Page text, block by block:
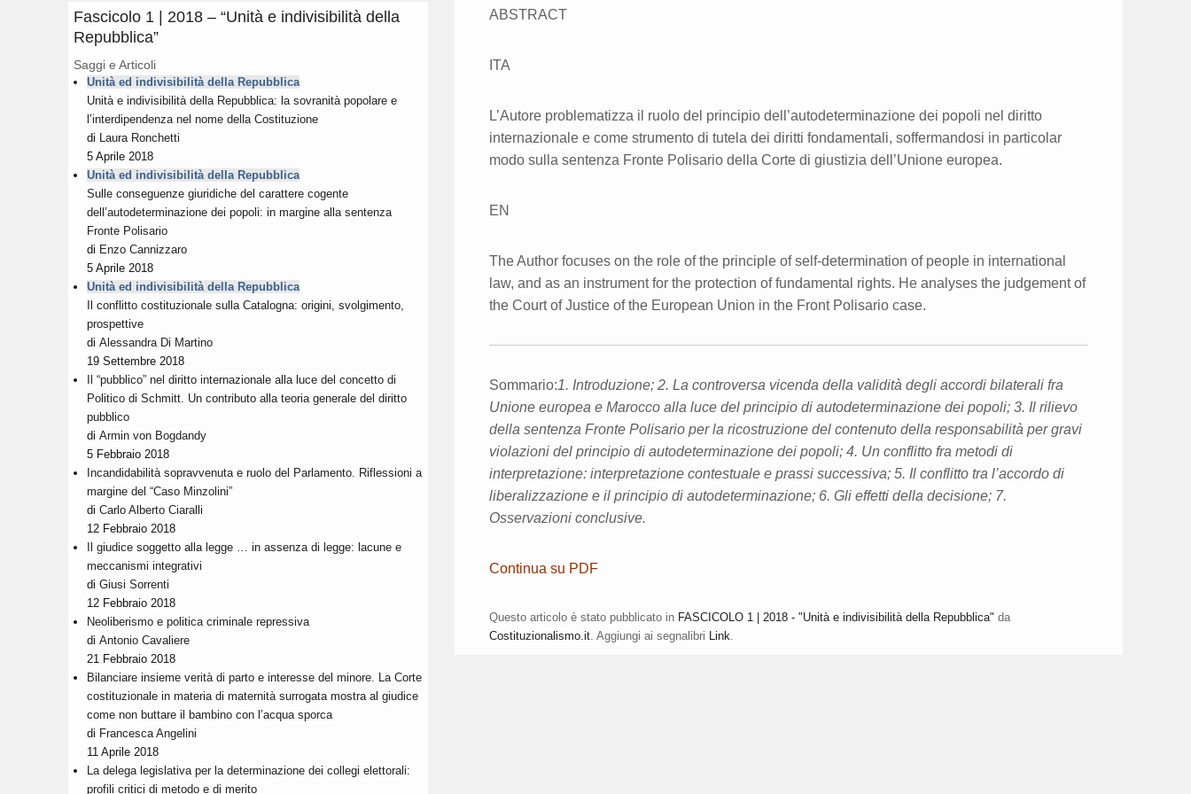
ABSTRACT
ITA
L’Autore problematizza il ruolo del principio dell’autodeterminazione dei popoli nel diritto
internazionale e come strumento di tutela dei diritti fondamentali, soffermandosi in particolar
modo sulla sentenza Fronte Polisario della Corte di giustizia dell’Unione europea.
EN
The Author focuses on the role of the principle of self-determination of people in international
law, and as an instrument for the protection of fundamental rights. He analyses the judgement of
the Court of Justice of the European Union in the Front Polisario case.
Sommario:1. Introduzione; 2. La controversa vicenda della validità degli accordi bilaterali fra
Unione europea e Marocco alla luce del principio di autodeterminazione dei popoli; 3. Il rilievo
della sentenza Fronte Polisario per la ricostruzione del contenuto della responsabilità per gravi
violazioni del principio di autodeterminazione dei popoli; 4. Un conflitto fra metodi di
interpretazione: interpretazione contestuale e prassi successiva; 5. Il conflitto tra l’accordo di
liberalizzazione e il principio di autodeterminazione; 6. Gli effetti della decisione; 7.
Osservazioni conclusive.
Continua su PDF
Questo articolo è stato pubblicato in FASCICOLO 1 | 2018 - "Unità e indivisibilità della Repubblica" da
Costituzionalismo.it . Aggiungi ai segnalibri Link
Fascicolo 1 | 2018 – “Unità e indivisibilità della
Repubblica”
Saggi e Articoli
Unità ed indivisibilità della Repubblica
Unità e indivisibilità della Repubblica: la sovranità popolare e
l’interdipendenza nel nome della Costituzione
di
Laura Ronchetti
5 Aprile 2018
Unità ed indivisibilità della Repubblica
Sulle conseguenze giuridiche del carattere cogente
dell’autodeterminazione dei popoli: in margine alla sentenza
Fronte Polisario
di Enzo Cannizzaro
5 Aprile 2018
Unità ed indivisibilità della Repubblica
Il conflitto costituzionale sulla Catalogna: origini, svolgimento,
prospettive
di Alessandra Di Martino
19 Settembre 2018
Il “pubblico” nel diritto internazionale alla luce del concetto di
Politico di Schmitt. Un contributo alla teoria generale del diritto
pubblico
di Armin von Bogdandy
5 Febbraio 2018
Incandidabilità sopravvenuta e ruolo del Parlamento. Riflessioni a
margine del “Caso Minzolini”
di Carlo Alberto Ciaralli
12 Febbraio 2018
Il giudice soggetto alla legge … in assenza di legge: lacune e
meccanismi integrativi
di Giusi Sorrenti
12 Febbraio 2018
Neoliberismo e politica criminale repressiva
di Antonio Cavaliere
21 Febbraio 2018
Bilanciare insieme verità di parto e interesse del minore. La Corte
costituzionale in materia di maternità surrogata mostra al giudice
come non buttare il bambino con l’acqua sporca
di Francesca Angelini
11 Aprile 2018
La delega legislativa per la determinazione dei collegi elettorali:
profili critici di metodo e di merito